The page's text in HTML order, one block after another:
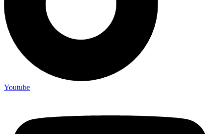
Youtube